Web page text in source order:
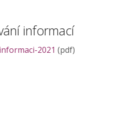
informací
2021 (pdf)